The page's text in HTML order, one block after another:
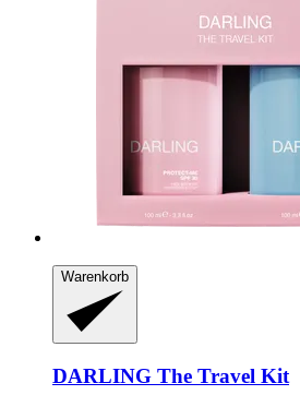
Warenkorb
DARLING The Travel Kit